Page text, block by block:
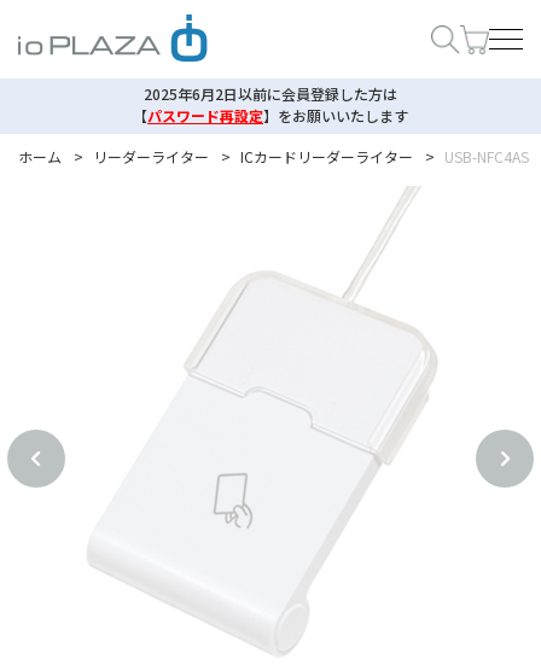
2025年6月2日以前に会員登録した方は
【パスワード再設定】 をお願いいたします
ホーム
> リーダーライター > ICカードリーダーライター > USB-NFC4AS